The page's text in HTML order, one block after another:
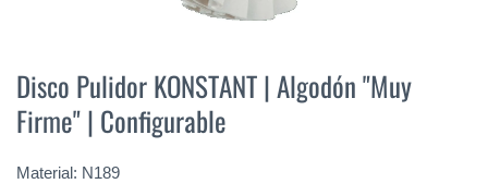
comienzo
de
la
de
Disco Pulidor KONSTANT | Algodón "Muy
Firme" | Configurable
Material: N189